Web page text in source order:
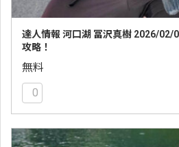
達人情報 河口湖 冨沢真樹 2026/02/
攻略！
無料
0